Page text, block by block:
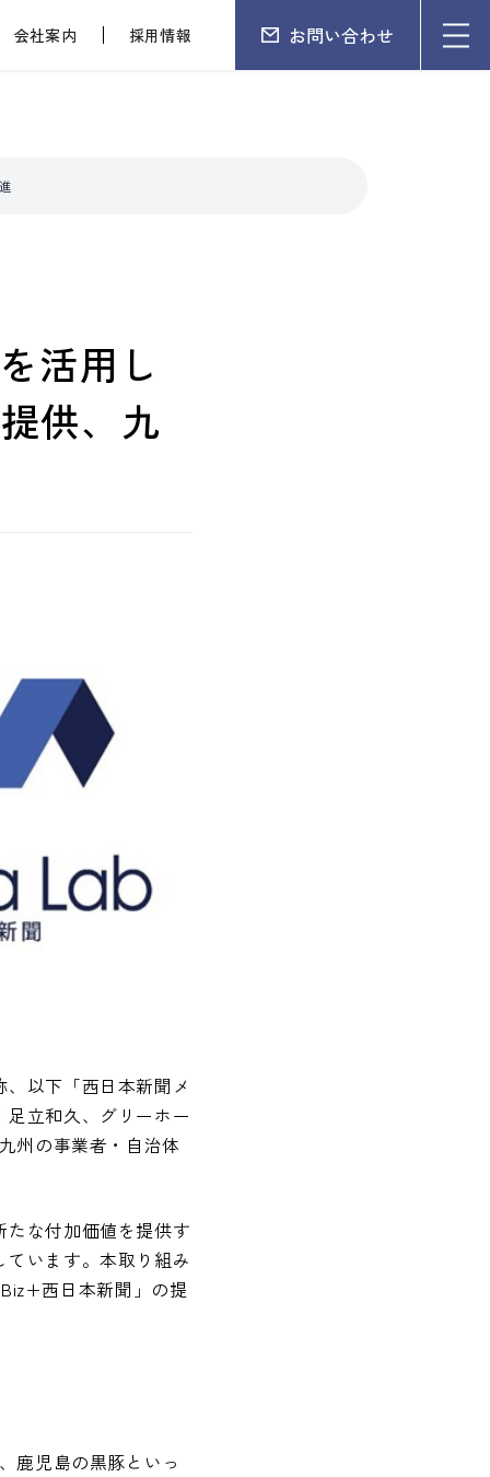
会社案内 採用情報 お問い合わせ
活用し
供、九
以下「西日本新聞メ
立和久、グリーホー
州の事業者・自治体
な付加価値を提供す
います。本取り組み
西日本新聞」の提
鹿児島の黒豚といっ